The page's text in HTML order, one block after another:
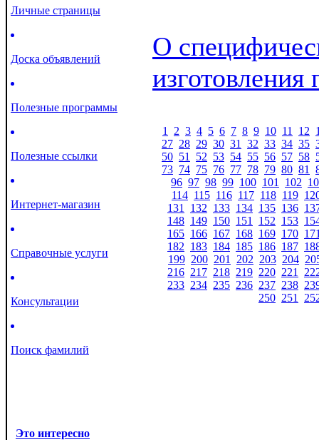
Личные страницы
Доска объявлений
Полезные программы
Полезные ссылки
Интернет-магазин
Справочные услуги
Консультации
Поиск фамилий
Это интересно
О
изготовления
1 2 3 4 5 6 7 8 9 10 11 12
27 28 29 30 31 32 33 34 35
50 51 52 53 54 55 56 57 58
73 74 75 76 77 78 79 80 81
96 97 98 99 100 101 102
114 115 116 117 118 119
131 132 133 134 135 136
148 149 150 151 152 153
165 166 167 168 169 170
182 183 184 185 186 187
199 200 201 202 203 204
216 217 218 219 220 221
233 234 235 236 237 238
250 251